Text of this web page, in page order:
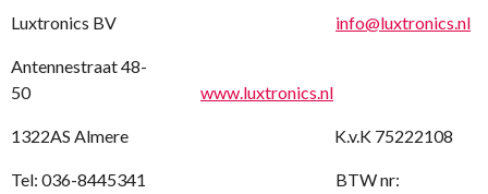
Luxtronics BV info@luxtronics.nl
Antennestraat 48-
50 www.luxtronics.nl
1322AS Almere K.v.K 75222108
Tel: 036-8445341 BTW nr: